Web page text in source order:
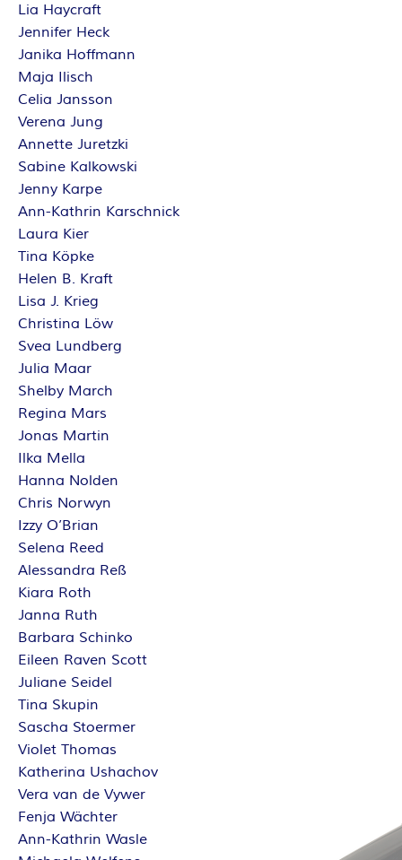
Lia Haycraft
Jennifer Heck
Janika Hoffmann
Maja Ilisch
Celia Jansson
Verena Jung
Annette Juretzki
Sabine Kalkowski
Jenny Karpe
Ann-Kathrin Karschnick
Laura Kier
Tina Köpke
Helen B. Kraft
Lisa J. Krieg
Christina Löw
Svea Lundberg
Julia Maar
Shelby March
Regina Mars
Jonas Martin
Ilka Mella
Hanna Nolden
Chris Norwyn
Izzy O’Brian
Selena Reed
Alessandra Reß
Kiara Roth
Janna Ruth
Barbara Schinko
Eileen Raven Scott
Juliane Seidel
Tina Skupin
Sascha Stoermer
Violet Thomas
Katherina Ushachov
Vera van de Vywer
Fenja Wächter
Ann-Kathrin Wasle